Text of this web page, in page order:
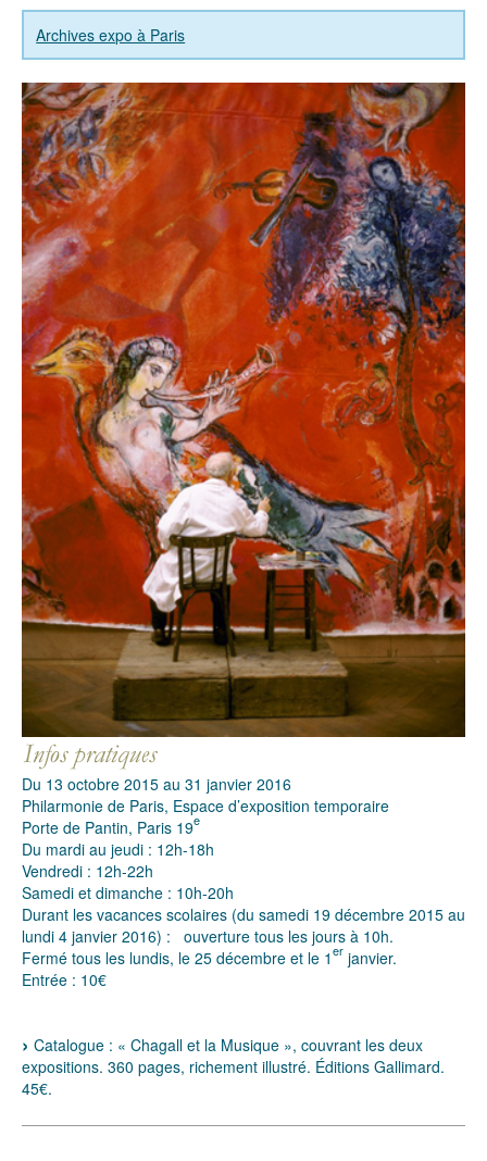
Archives expo à Paris
Du 13 octobre 2015 au 31 janvier 2016
Philarmonie de Paris, Espace d’exposition temporaire
Porte de Pantin, Paris 19e
Du mardi au jeudi : 12h-18h
Vendredi : 12h-22h
Samedi et dimanche : 10h-20h
Durant les vacances scolaires (du samedi 19 décembre 2015 au
lundi 4 janvier 2016) : ouverture tous les jours à 10h.
Fermé tous les lundis, le 25 décembre et le 1er janvier.
Entrée : 10€
Catalogue : « Chagall et la Musique », couvrant les deux
expositions. 360 pages, richement illustré. Éditions Gallimard.
45€.